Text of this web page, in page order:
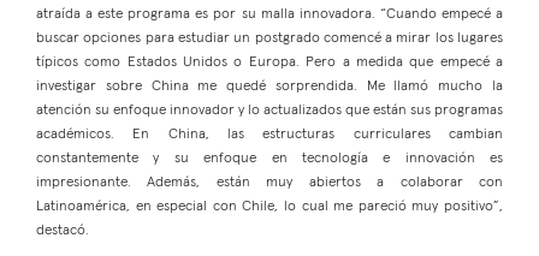
atraída a este programa es por su malla innovadora. “Cuando empecé a
buscar opciones para estudiar un postgrado comencé a mirar los lugares
típicos como Estados Unidos o Europa. Pero a medida que empecé a
investigar sobre China me quedé sorprendida. Me llamó mucho la
atención su enfoque innovador y lo actualizados que están sus programas
académicos. En China, las estructuras curriculares cambian
constantemente y su enfoque en tecnología e innovación es
impresionante. Además, están muy abiertos a colaborar con
Latinoamérica, en especial con Chile, lo cual me pareció muy positivo”,
destacó.